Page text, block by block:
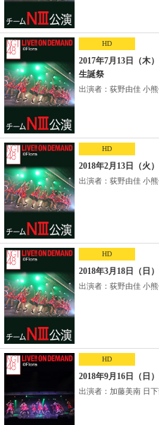
HD
2017年7月13日（木
生誕祭
出演者：荻野由佳 小熊
HD
2018年2月13日（火
出演者：荻野由佳 小熊
HD
2018年3月18日（日
出演者：荻野由佳 小熊
HD
2018年9月16日（日
出演者：加藤美南 日下